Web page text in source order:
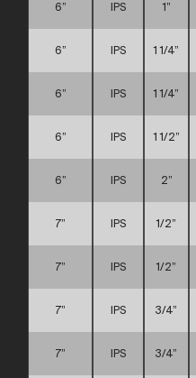
6” IPS 1”
6” IPS 1 1/4”
6” IPS 1 1/4”
6” IPS 1 1/2”
6” IPS 2”
7” IPS 1/2”
7” IPS 1/2”
7” IPS 3/4”
7” IPS 3/4”